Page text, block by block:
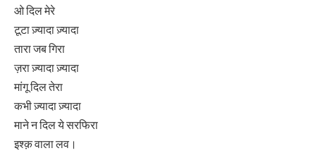
ओ दिल मेरे
टूटा ज़्यादा ज़्यादा
तारा जब गिरा
ज़रा ज़्यादा ज़्यादा
मांगू दिल तेरा
कभी ज़्यादा ज़्यादा
माने न दिल ये सरफिरा
इश्क़ वाला लव।